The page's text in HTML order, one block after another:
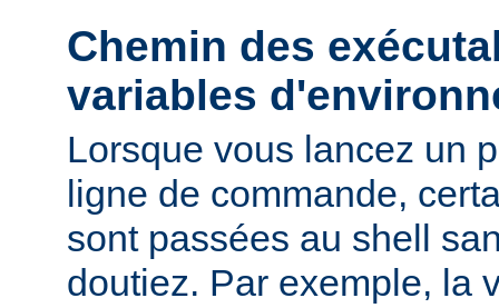
Chemin des
variables
Lorsque vous lancez un
ligne de commande,
sont passées au shell
doutiez. Par exemple, la